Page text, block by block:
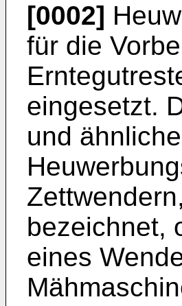
[0002]
für die
eingesetzt.
und
bezeichnet,
eines